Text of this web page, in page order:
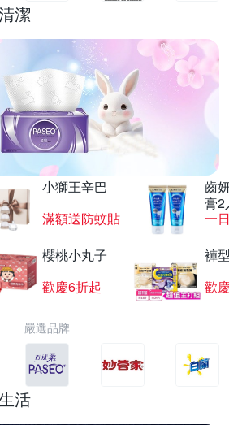
潔
小獅王辛巴
滿額送防蚊貼
齒
膏2
一
櫻桃小丸子
歡慶6折起
褲
歡
嚴選品牌
活